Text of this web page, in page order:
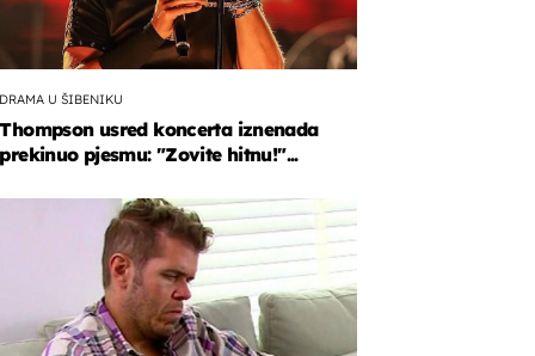
DRAMA U ŠIBENIKU
Thompson usred koncerta iznenada
prekinuo pjesmu: "Zovite hitnu!"...